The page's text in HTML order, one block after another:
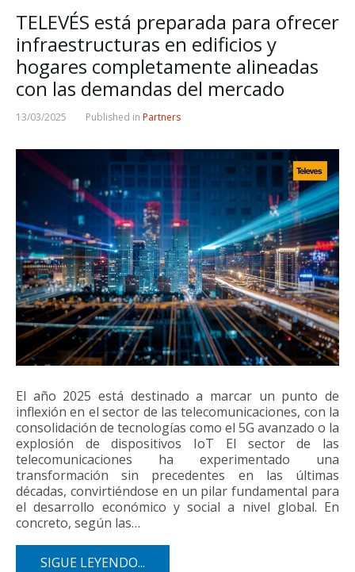
TELEVÉS está preparada para ofrecer
infraestructuras en edificios y
hogares completamente alineadas
con las demandas del mercado
13/03/2025 Published in Partners
El año 2025 está destinado a marcar un punto de
inflexión en el sector de las telecomunicaciones, con la
consolidación de tecnologías como el 5G avanzado o la
explosión de dispositivos IoT El sector de las
telecomunicaciones ha experimentado una
transformación sin precedentes en las últimas
décadas, convirtiéndose en un pilar fundamental para
el desarrollo económico y social a nivel global. En
concreto, según las…
SIGUE LEYENDO...